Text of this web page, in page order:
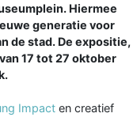
Hiermee
generatie voor
de stad. De expositie,
17 tot 27 oktober
Impact en creatief